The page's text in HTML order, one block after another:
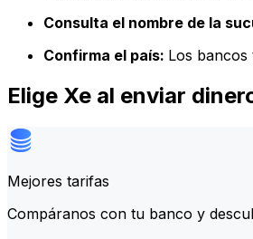
Consulta el nombre de la
Confirma el país: Los bancos
Elige Xe al enviar
Mejores tarifas
Compáranos con tu banco y